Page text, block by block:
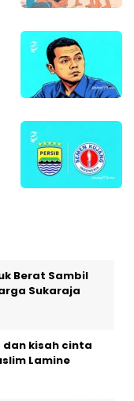
Berat Sambil
Sukaraja
dan kisah cinta
Lamine